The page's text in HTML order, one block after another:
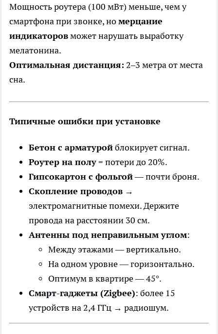
Мощность роутера (100 мВт) меньше, чем у
смартфона при звонке, номерцание
индикаторовможет нарушать выработку
мелатонина.
Оптимальная дистанция: 2–3 метра от места
сна.
Типичные ошибки при установке
Бетон с арматуройблокирует сигнал.
Роутер на полу= потери до 20%.
Гипсокартон с фольгой— почти броня.
Скопление проводов →
электромагнитные помехи. Держите
провода на расстоянии 30 см.
Антенны под неправильным углом:
Между этажами — вертикально.
На одном уровне — горизонтально.
Оптимум в квартире — 45°.
Смарт-гаджеты (Zigbee): более 15
устройств на 2,4 ГГц → радиошум.